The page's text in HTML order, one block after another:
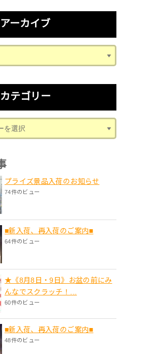
アーカイブ
カテゴリー
プライズ景品入荷のお知らせ
74件のビュー
■新入荷、再入荷のご案内■
64件のビュー
★《8月8日・9日》お盆の前にみ
んなでスクラッチ！...
60件のビュー
■新入荷、再入荷のご案内■
48件のビュー